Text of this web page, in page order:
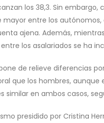
los 38,3. Sin
entre los autónomos,
ajena. Además,
los asalariados se ha
de relieve diferencias
que los hombres,
similar en ambos casos,
presidido por Cristina